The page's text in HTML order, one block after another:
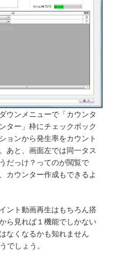
ウンメニューで「カウンタ
ター」枠にチェックボック
ョンから発生率をカウント
あと、画面左では同一タス
だっけ？ってのが閲覧で
カウンター作成もできるよ
ント動画再生はもちろん搭
ら見れば１機能でしかない
なくなるかも知れません
でしょう。